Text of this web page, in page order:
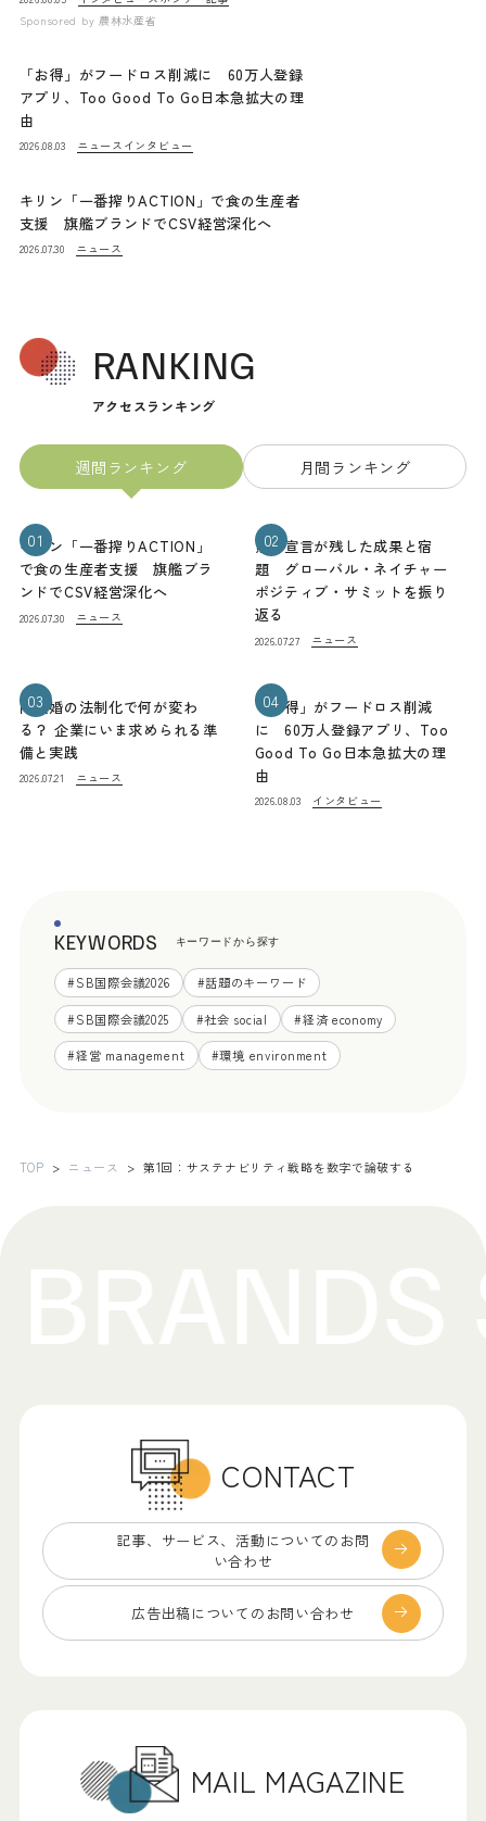
Sponsored by 農林水産省
「お得」がフードロス削減に 60万人登録
アプリ、Too Good To Go日本急拡大の理
由
2026.08.03 ニュース インタビュー
キリン「一番搾りACTION」で食の生産者
支援 旗艦ブランドでCSV経営深化へ
2026.07.30 ニュース
RANKING
アクセスランキング
週間ランキング 月間ランキング
01
キリン「一番搾りACTION」
で食の生産者支援 旗艦ブラ
ンドでCSV経営深化へ
2026.07.30 ニュース
02
熊本宣言が残した成果と宿
題 グローバル・ネイチャー
ポジティブ・サミットを振り
返る
2026.07.27 ニュース
03
同性婚の法制化で何が変わ
る？ 企業にいま求められる準
備と実践
2026.07.21 ニュース
04
「お得」がフードロス削減
に 60万人登録アプリ、Too
Good To Go日本急拡大の理
由
2026.08.03 インタビュー
KEYWORDS キーワードから探す
#SB国際会議2026 #話題のキーワード
#SB国際会議2025 #社会 social #経済 economy
#経営 management #環境 environment
TOP ニュース 第1回：サステナビリティ戦略を数字で論破する
CONTACT
記事、サービス、 活動についてのお問
い合わせ
広告出稿についての お問い合わせ
MAIL MAGAZINE